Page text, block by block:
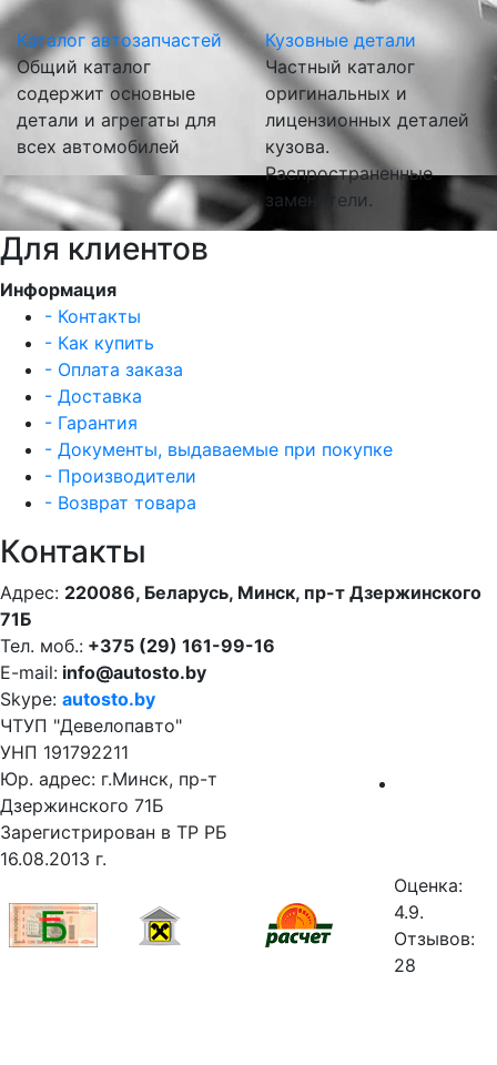
Каталог автозапчастей
Общий каталог
содержит основные
детали и агрегаты для
всех автомобилей
Кузовные детали
Частный каталог
оригинальных и
лицензионных деталей
кузова.
Распространенные
заменители.
Для клиентов
Информация
- Контакты
- Как купить
- Оплата заказа
- Доставка
- Гарантия
- Документы, выдаваемые при покупке
- Производители
- Возврат товара
Контакты
Адрес: 220086, Беларусь, Минск, пр-т Дзержинского
71Б
Тел. моб.: +375 (29) 161-99-16
E-mail: info@autosto.by
Skype: autosto.by
ЧТУП "Девелопавто"
УНП 191792211
Юр. адрес: г.Минск, пр-т
Дзержинского 71Б
Зарегистрирован в ТР РБ
16.08.2013 г.
Оценка:
4.9.
Отзывов:
28